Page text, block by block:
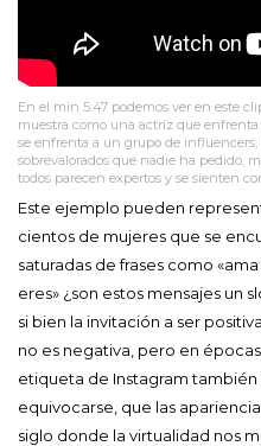
En el min 5:47 podemos ver en este
muestra como una actriz que
se enfrenta a un grupo de
sobrevalorados que nadie ha pedido,
todos parecen expertos y se sienten
Este ejemplo pueden
cientos de mujeres que se
saturadas de frases como
eres» ¿son estos mensajes un
si bien la invitación a ser
no es negativa, pero en
etiqueta de Instagram
equivocarse, que las
siglo donde la virtualidad nos